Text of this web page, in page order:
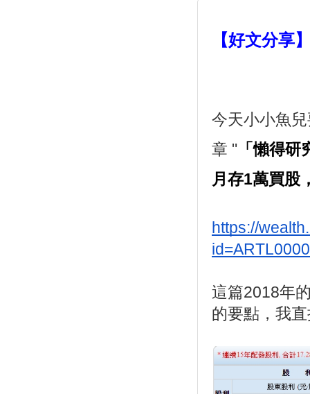
【好文分享
今天小小魚
章 " 「懶得
月存1萬買股
https://
這篇2018年
的要點，我